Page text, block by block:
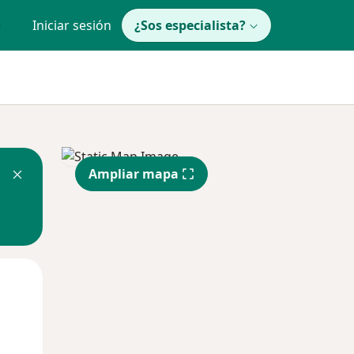
Iniciar sesión ¿Sos especialista?
Ampliar mapa